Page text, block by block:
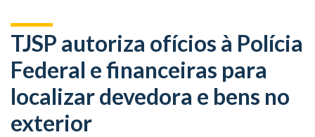
TJSP autoriza ofícios à Polícia
Federal e financeiras para
localizar devedora e bens no
exterior